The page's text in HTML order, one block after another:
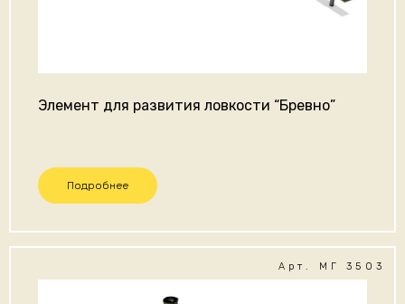
Элемент для развития ловкости “Бревно”
Подробнее
Арт. МГ 3503